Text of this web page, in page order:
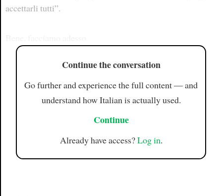
accettarli tutti”.
Continue the conversation
Go further and experience the full content — and
understand how Italian is actually used.
Continue
Already have access?Log in.